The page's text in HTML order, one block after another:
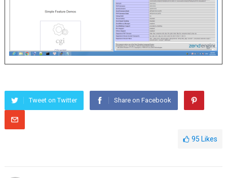
Tweet on Twitter Share on Facebook
95 Likes